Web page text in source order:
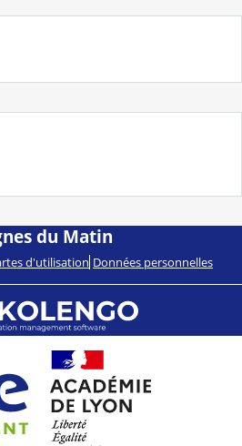
du Matin
d'utilisation Données personnelles